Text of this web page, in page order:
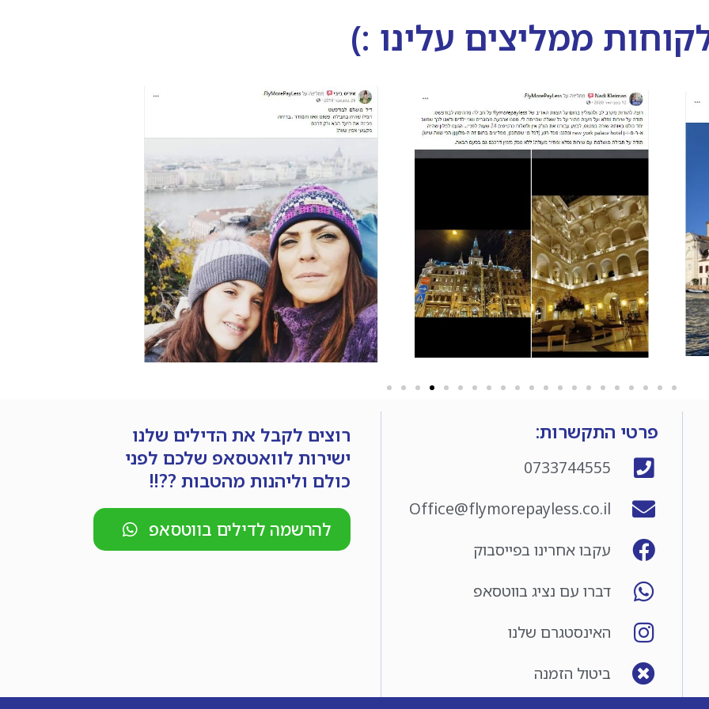
ממליצים עלינו :)
פרטי התקשרות:
0733744555
Office@flymorepayless.co.il
עקבו אחרינו בפייסבוק
דברו עם נציג בווטסאפ
האינסטגרם שלנו
ביטול הזמנה
רוצים לקבל את הדילים שלנו
ישירות לוואטסאפ שלכם לפני
כולם וליהנות מהטבות ??!!
להרשמה לדילים בווטסאפ